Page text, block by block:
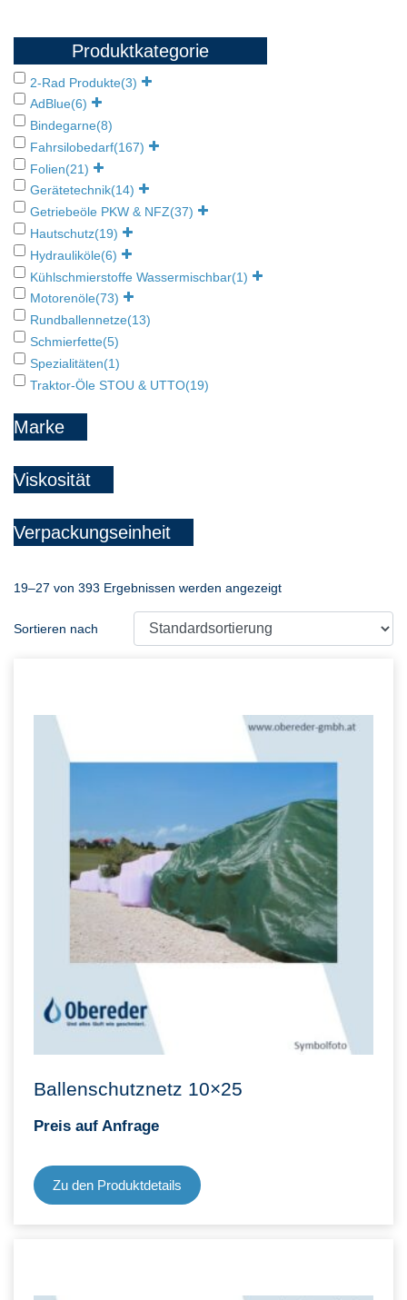
Produktkategorie
2-Rad Produkte(3)
AdBlue(6)
Bindegarne(8)
Fahrsilobedarf(167)
Folien(21)
Gerätetechnik(14)
Getriebeöle PKW & NFZ(37)
Hautschutz(19)
Hydrauliköle(6)
Kühlschmierstoffe Wassermischbar(1)
Motorenöle(73)
Rundballennetze(13)
Schmierfette(5)
Spezialitäten(1)
Traktor-Öle STOU & UTTO(19)
Marke
Viskosität
Verpackungseinheit
19–27 von 393 Ergebnissen werden angezeigt
Ballenschutznetz 10×25
Preis auf Anfrage
Zu den Produktdetails